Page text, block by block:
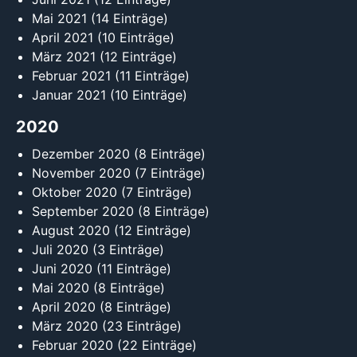
Mai 2021 (14 Einträge)
April 2021 (10 Einträge)
März 2021 (12 Einträge)
Februar 2021 (11 Einträge)
Januar 2021 (10 Einträge)
2020
Dezember 2020 (8 Einträge)
November 2020 (7 Einträge)
Oktober 2020 (7 Einträge)
September 2020 (8 Einträge)
August 2020 (12 Einträge)
Juli 2020 (3 Einträge)
Juni 2020 (11 Einträge)
Mai 2020 (8 Einträge)
April 2020 (8 Einträge)
März 2020 (23 Einträge)
Februar 2020 (22 Einträge)